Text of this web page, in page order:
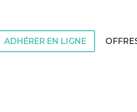
ADHÉRER EN LIGNE